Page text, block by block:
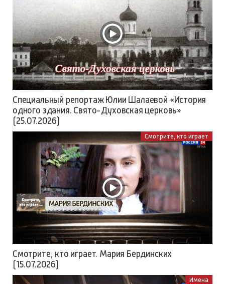
Специальный репортаж Юлии Шалаевой «История
одного здания. Свято-Духовская церковь»
(25.07.2026)
Смотрите, кто играет
Смотрите, кто играет. Мария Бердинских
(15.07.2026)
Имена